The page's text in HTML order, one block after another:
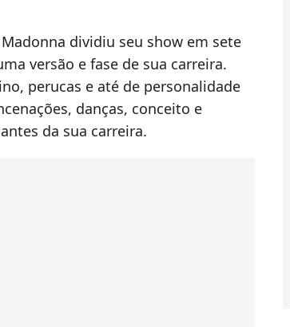
dividiu seu show em sete
versão e fase de sua carreira.
perucas e até de personalidade
danças, conceito e
da sua carreira.